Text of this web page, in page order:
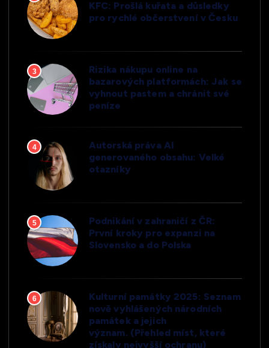
KFC: Prošlá kuřata a důsledky
pro rychlé občerstvení v Česku
3
Rizika nákupu online na
bazarových platformách: Jak se
vyhnout pastem a chránit své
peníze
4
Autorská práva AI
generovaného obsahu: Velké
otazníky
5
Podnikání v zahraničí z ČR:
První kroky pro expanzi na
Slovensko a do Polska
6
Kulturní památky 2025: Seznam
nově vyhlášených národních
památek a jejich
význam. (Přehled míst, které
získaly nejvyšší ochranu)